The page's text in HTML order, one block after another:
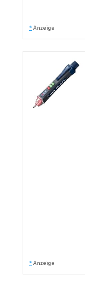
* Anzeige
* Anzeige